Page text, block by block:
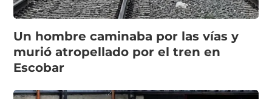
Un hombre caminaba por las vías y
murió atropellado por el tren en
Escobar